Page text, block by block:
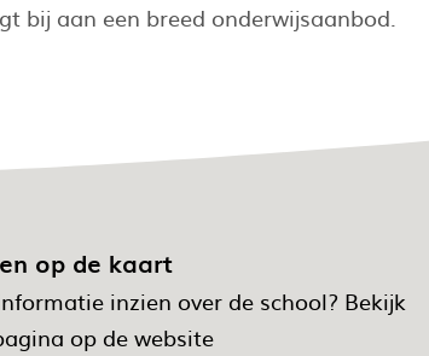
bij aan een breed onderwijsaanbod.
op de kaart
inzien over de school? Bekijk
op de website